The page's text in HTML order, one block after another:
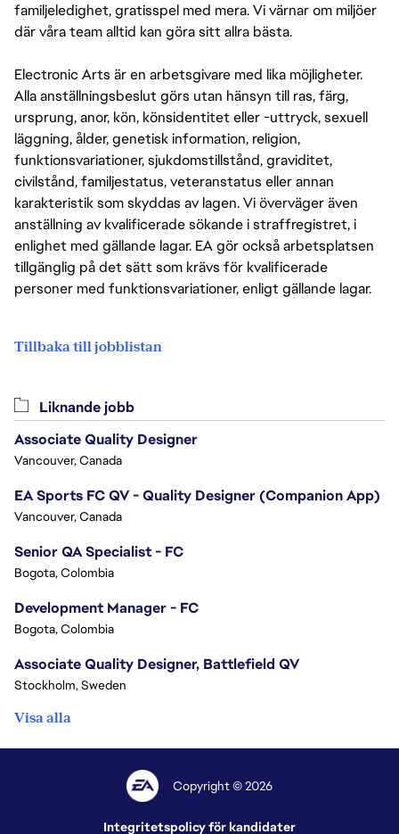
familjeledighet, gratisspel med mera. Vi värnar om miljöer
där våra team alltid kan göra sitt allra bästa.
Electronic Arts är en arbetsgivare med lika möjligheter.
Alla anställningsbeslut görs utan hänsyn till ras, färg,
ursprung, anor, kön, könsidentitet eller -uttryck, sexuell
läggning, ålder, genetisk information, religion,
funktionsvariationer, sjukdomstillstånd, graviditet,
civilstånd, familjestatus, veteranstatus eller annan
karakteristik som skyddas av lagen. Vi överväger även
anställning av kvalificerade sökande i straffregistret, i
enlighet med gällande lagar. EA gör också arbetsplatsen
tillgänglig på det sätt som krävs för kvalificerade
personer med funktionsvariationer, enligt gällande lagar.
Tillbaka till jobblistan
Liknande jobb
Associate Quality Designer
Vancouver, Canada
EA Sports FC QV - Quality Designer (Companion App)
Vancouver, Canada
Senior QA Specialist - FC
Bogota, Colombia
Development Manager - FC
Bogota, Colombia
Associate Quality Designer, Battlefield QV
Stockholm, Sweden
Visa alla
Copyright © 2026
Integritetspolicy för kandidater